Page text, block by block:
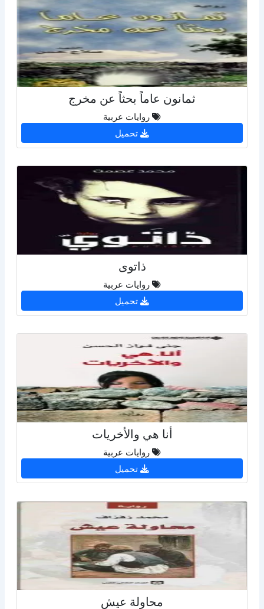
ثمانون عاماً بحثاً عن مخرج
روايات عربية
تحميل
ذاتوى
روايات عربية
تحميل
أنا هي والأخريات
روايات عربية
تحميل
محاولة عيش